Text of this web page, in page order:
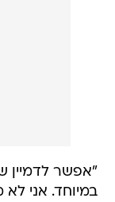
"אפשר לדמיין
במיוחד. אני